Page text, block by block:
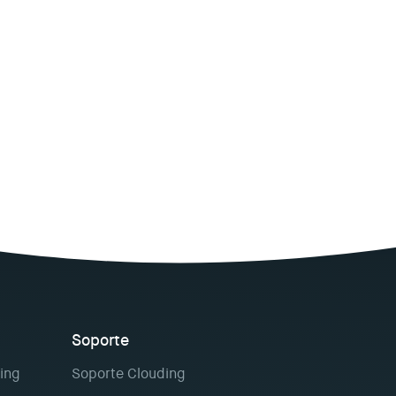
Soporte
Soporte Clouding